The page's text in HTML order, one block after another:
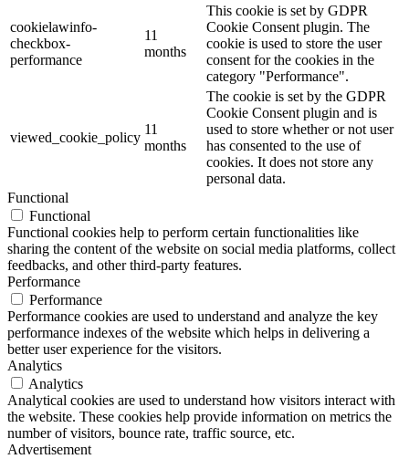
cookielawinfo-
checkbox-
performance
11
months
This cookie is set by GDPR
Cookie Consent plugin. The
cookie is used to store the user
consent for the cookies in the
category "Performance".
viewed_cookie_policy
11
months
The cookie is set by the GDPR
Cookie Consent plugin and is
used to store whether or not user
has consented to the use of
cookies. It does not store any
personal data.
Functional
Functional
Functional cookies help to perform certain functionalities like
sharing the content of the website on social media platforms, collect
feedbacks, and other third-party features.
Performance
Performance
Performance cookies are used to understand and analyze the key
performance indexes of the website which helps in delivering a
better user experience for the visitors.
Analytics
Analytics
Analytical cookies are used to understand how visitors interact with
the website. These cookies help provide information on metrics the
number of visitors, bounce rate, traffic source, etc.
Advertisement